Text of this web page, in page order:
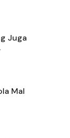
Juga
Mal